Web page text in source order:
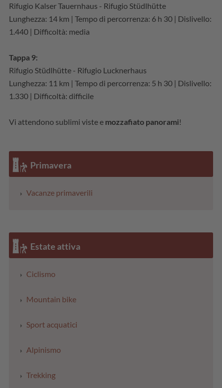
Rifugio Kalser Tauernhaus - Rifugio Stüdlhütte
Lunghezza: 14 km | Tempo di percorrenza: 6 h 30 | Dislivello:
1.440 | Difficoltà: media
Tappa 9:
Rifugio Stüdlhütte - Rifugio Lucknerhaus
Lunghezza: 11 km | Tempo di percorrenza: 5 h 30 | Dislivello:
1.330 | Difficoltà: difficile
Vi attendono sublimi viste e mozzafiato panorami!
Primavera
Vacanze primaverili
Estate attiva
Ciclismo
Mountain bike
Sport acquatici
Alpinismo
Trekking